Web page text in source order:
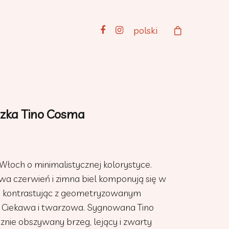
polski
Tino Cosma
o minimalistycznej kolorystyce.
czerwień i zimna biel komponują się w
z geometryzowanym
i twarzowa. Sygnowana Tino
obszywany brzeg, lejący i zwarty